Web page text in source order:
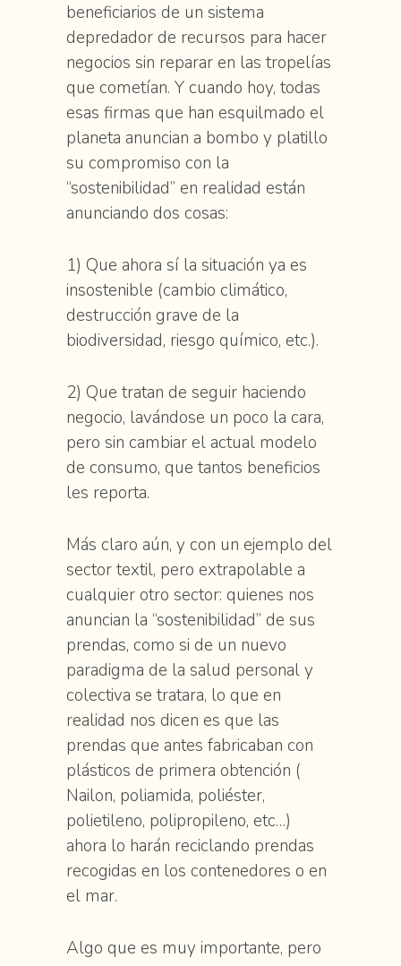
beneficiarios de un sistema
depredador de recursos para hacer
negocios sin reparar en las tropelías
que cometían. Y cuando hoy, todas
esas firmas que han esquilmado el
planeta anuncian a bombo y platillo
su compromiso con la
“sostenibilidad” en realidad están
anunciando dos cosas:
1) Que ahora sí la situación ya es
insostenible (cambio climático,
destrucción grave de la
biodiversidad, riesgo químico, etc.).
2) Que tratan de seguir haciendo
negocio, lavándose un poco la cara,
pero sin cambiar el actual modelo
de consumo, que tantos beneficios
les reporta.
Más claro aún, y con un ejemplo del
sector textil, pero extrapolable a
cualquier otro sector: quienes nos
anuncian la “sostenibilidad” de sus
prendas, como si de un nuevo
paradigma de la salud personal y
colectiva se tratara, lo que en
realidad nos dicen es que las
prendas que antes fabricaban con
plásticos de primera obtención (
Nailon, poliamida, poliéster,
polietileno, polipropileno, etc…)
ahora lo harán reciclando prendas
recogidas en los contenedores o en
el mar.
Algo que es muy importante, pero